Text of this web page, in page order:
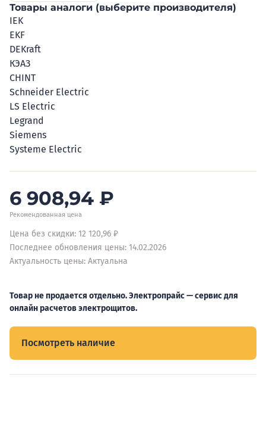
Товары аналоги (выберите производителя)
IEK
EKF
DEKraft
КЭАЗ
CHINT
Schneider Electric
LS Electric
Legrand
Siemens
Systeme Electric
6 908,94 ₽
Рекомендованная цена
Цена без скидки: 12 120,96 ₽
Последнее обновления цены: 14.02.2026
Актуальность цены: Актуальна
Товар не продается отдельно. Электропрайс — сервис для
онлайн расчетов электрощитов.
Посмотреть наличие